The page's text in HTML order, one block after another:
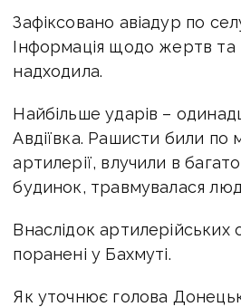
Зафіксовано авіадур по
Інформація щодо жертв
надходила.
Найбільше ударів –
Авдіївка. Рашисти били по
артилерії, влучили в
будинок, травмувалася
Внаслідок артилерійських
поранені у Бахмуті.
Як уточнює голова